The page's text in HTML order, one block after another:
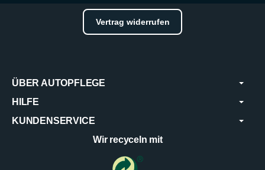
Vertrag widerrufen
ÜBER AUTOPFLEGE
HILFE
KUNDENSERVICE
Wir recyceln mit